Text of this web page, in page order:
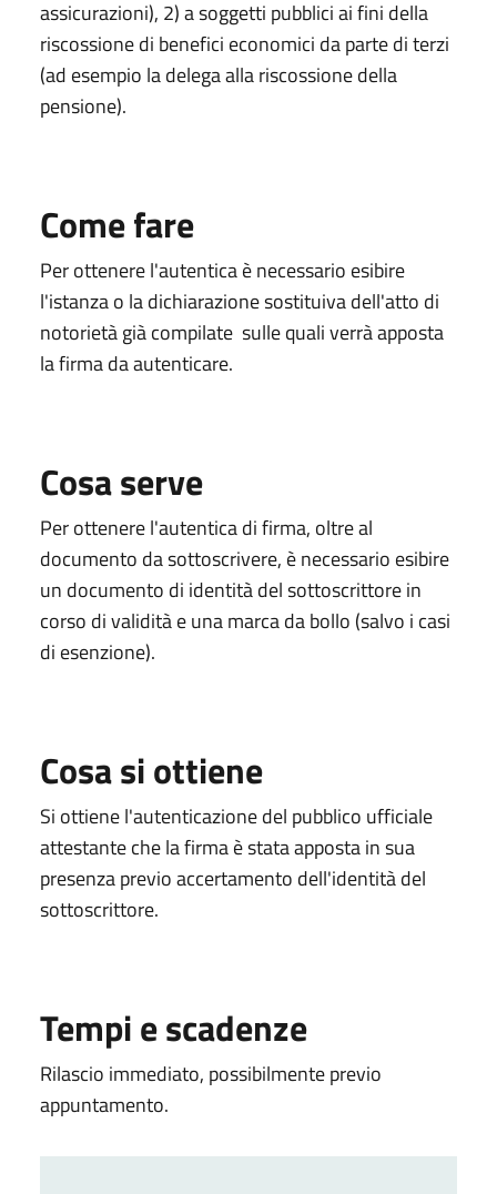
assicurazioni), 2) a soggetti pubblici ai fini della
riscossione di benefici economici da parte di terzi
(ad esempio la delega alla riscossione della
pensione).
Come fare
Per ottenere l'autentica è necessario esibire
l'istanza o la dichiarazione sostituiva dell'atto di
notorietà già compilate sulle quali verrà apposta
la firma da autenticare.
Cosa serve
Per ottenere l'autentica di firma, oltre al
documento da sottoscrivere, è necessario esibire
un documento di identità del sottoscrittore in
corso di validità e una marca da bollo (salvo i casi
di esenzione).
Cosa si ottiene
Si ottiene l'autenticazione del pubblico ufficiale
attestante che la firma è stata apposta in sua
presenza previo accertamento dell'identità del
sottoscrittore.
Tempi e scadenze
Rilascio immediato, possibilmente previo
appuntamento.